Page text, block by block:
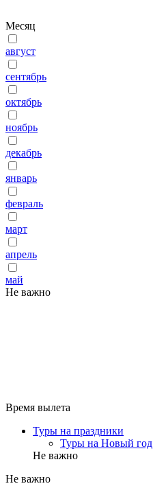
Месяц
август
сентябрь
октябрь
ноябрь
декабрь
январь
февраль
март
апрель
май
Не важно
Время вылета
Туры на праздники
Туры на Новый год
Не важно
Не важно